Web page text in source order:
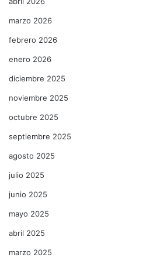
marzo 2026
febrero 2026
enero 2026
diciembre 2025
noviembre 2025
octubre 2025
septiembre 2025
agosto 2025
julio 2025
junio 2025
mayo 2025
abril 2025
marzo 2025